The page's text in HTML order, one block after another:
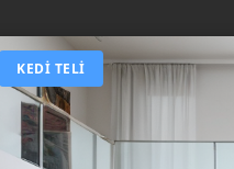
KEDI TELI